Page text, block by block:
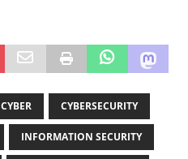
CYBER CYBERSECURITY
INFORMATION SECURITY